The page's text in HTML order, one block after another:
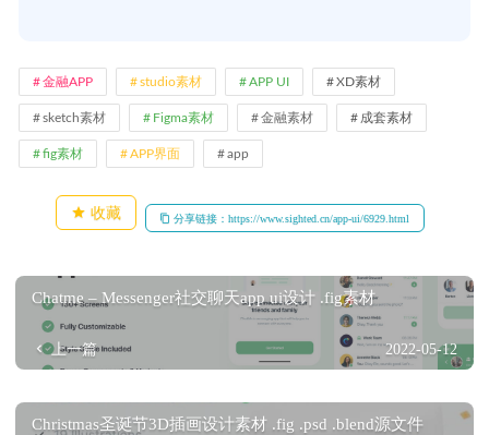
金融APP studio素材 APP UI XD素材
sketch素材 Figma素材 金融素材 成套素材
fig素材 APP界面 app
收藏 分享链接：https://www.sighted.cn/app-ui/6929.html
Chatme – Messenger社交聊天app ui设计 .fig素材
上一篇 2022-05-12
Christmas圣诞节3D插画设计素材 .fig .psd .blend源文件